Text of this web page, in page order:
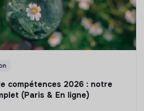
compétences 2026 : notre
(Paris & En ligne)